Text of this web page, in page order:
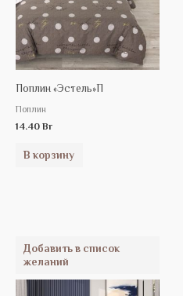
Поплин «Эстель»П
Поплин
14.40 Br
В корзину
Добавить в список
желаний